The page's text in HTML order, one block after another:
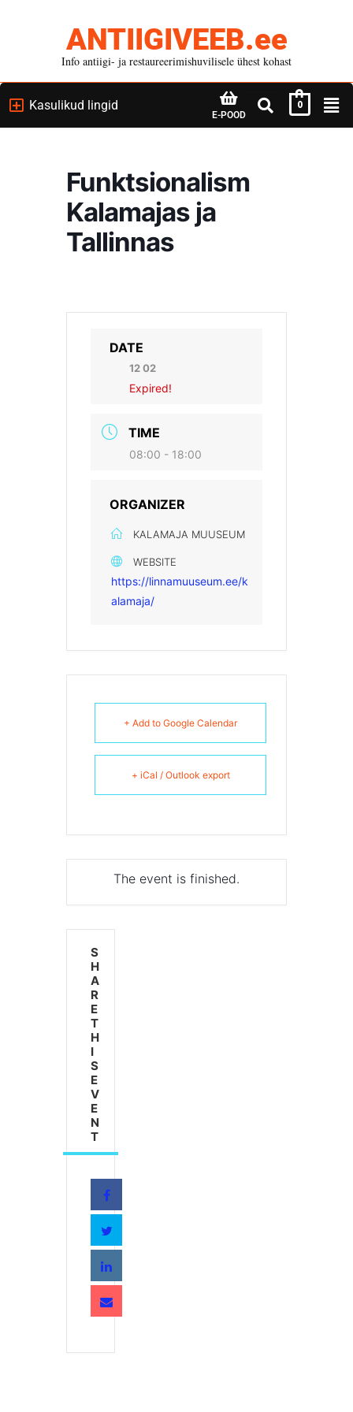
ANTIIGIVEEB.ee
Info antiigi- ja restaureerimishuvilisele ühest kohast
Kasulikud lingid
E-POOD
0
Funktsionalism
Kalamajas ja
Tallinnas
DATE
12 02
Expired!
TIME
08:00 - 18:00
ORGANIZER
KALAMAJA MUUSEUM
WEBSITE
https://linnamuuseum.ee/k
alamaja/
+ Add to Google Calendar
+ iCal / Outlook export
The event is finished.
S
H
A
R
E
T
H
I
S
E
V
E
N
T